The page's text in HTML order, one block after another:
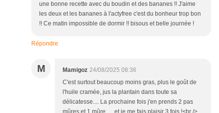
une bonne recette avec du boudin et des bananes !! J'aime
les deux et les bananes à l'actyfree c'est du bonheur trop bon
!! Ce matin impossible de dormir !! bisous et belle journée !
Répondre
M Mamigoz 24/08/2025 08:36
C'est surtout beaucoup moins gras, plus le goût de
l'huile cramée, jus la plantain dans toute sa
délicatesse.... La prochaine fois j'en prends 2 pas
mûres et 1 mûre .... et je me fais plaisir 3 fois !<br />